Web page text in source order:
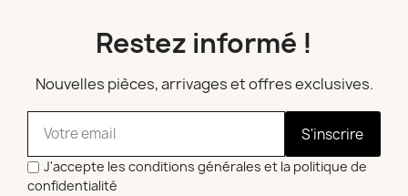
Restez informé !
Nouvelles pièces, arrivages et offres exclusives.
S'inscrire
J'accepte les conditions générales et la politique de
confidentialité